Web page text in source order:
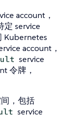
account，
定 service
Kubernetes
account，
service
令牌，
，包括
service